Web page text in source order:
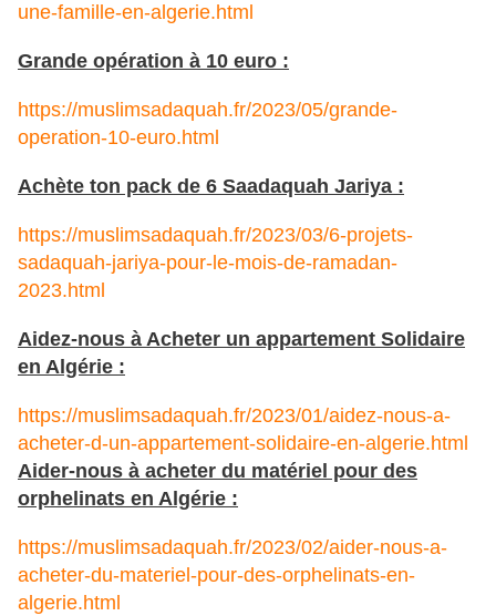
une-famille-en-algerie.html
Grande opération à 10 euro :
https://muslimsadaquah.fr/2023/05/grande-
operation-10-euro.html
Achète ton pack de 6 Saadaquah Jariya :
https://muslimsadaquah.fr/2023/03/6-projets-
sadaquah-jariya-pour-le-mois-de-ramadan-
2023.html
Aidez-nous à Acheter un appartement Solidaire
en Algérie :
https://muslimsadaquah.fr/2023/01/aidez-nous-a-
acheter-d-un-appartement-solidaire-en-algerie.html
Aider-nous à acheter du matériel pour des
orphelinats en Algérie :
https://muslimsadaquah.fr/2023/02/aider-nous-a-
acheter-du-materiel-pour-des-orphelinats-en-
algerie.html